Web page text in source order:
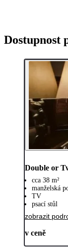
Dostupnost
Double or
cca 38 m²
manželská
TV
psací stůl
zobrazit
v ceně